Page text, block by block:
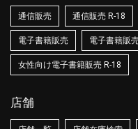
通信販売 通信販売 R-18
電子書籍販売 電子書籍販
女性向け電子書籍販売 R-18
店舗